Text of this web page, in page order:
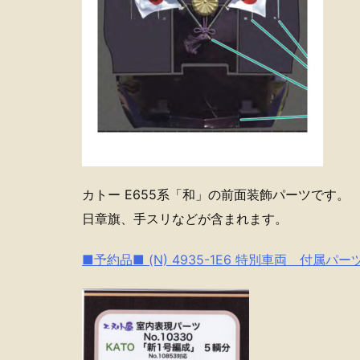
カトー E655系「和」の前面装飾パーツです。
日章旗、手スリなどが含まれます。
■予約品■ (N) 4935-1E6 特別車両 付属パー